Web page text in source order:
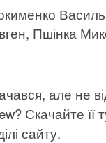
Пшінка
але не
Скачайте її
сайту.